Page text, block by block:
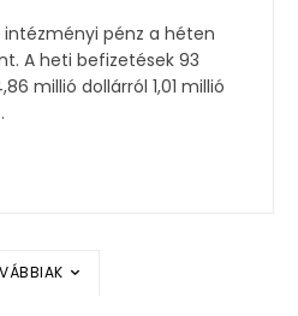
intézményi pénz a héten
93
millió dollárról 1,01 millió